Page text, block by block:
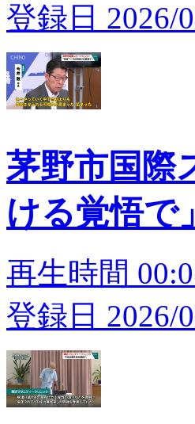
登録日 2026/
茅野市国際
ける覚悟
再生時間
登録日 2026/